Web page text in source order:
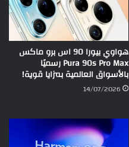
هواوي بيورا 90 اس برو ماكس
Pura 90s Pro Max رسميًا
بالأسواق العالمية بمزايا قوية!
14/07/2026